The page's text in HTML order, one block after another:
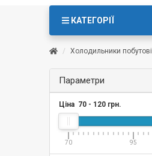
КАТЕГОРІЇ
Холодильники побутові
Параметри
Ціна 70 - 120 грн.
70 95